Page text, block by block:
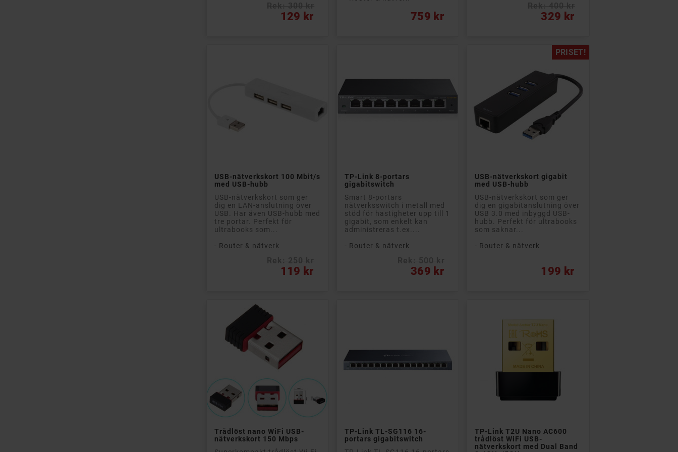
129 kr 759 kr 329 kr
USB-nätverkskort 100 Mbit/s
med USB-hubb
USB-nätverkskort som ger
dig en LAN-anslutning över
USB. Har även USB-hubb med
tre portar. Perfekt för
ultrabooks som...
- Router & nätverk
119 kr
TP-Link 8-portars
gigabitswitch
Smart 8-portars
nätverksswitch i metall med
stöd för hastigheter upp till 1
gigabit, som enkelt kan
administreras t.ex....
- Router & nätverk
369 kr
PRISET!
USB-nätverkskort gigabit
med USB-hubb
USB-nätverkskort som ger
dig en gigabitanslutning över
USB 3.0 med inbyggd USB-
hubb. Perfekt för ultrabooks
som saknar...
- Router & nätverk
199 kr
Trådlöst nano WiFi USB-
nätverkskort 150 Mbps

Lägg till i kundvagn
TP-Link TL-SG116 16-
portars gigabitswitch
TP-Link T2U Nano AC600
trådlöst WiFi USB-
nätverkskort med Dual Band